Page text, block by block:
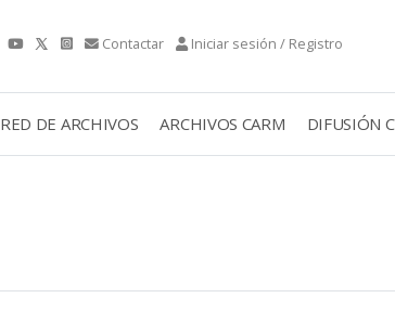
Contactar Iniciar sesión / Registro
RED DE ARCHIVOS ARCHIVOS CARM DIFUSIÓN